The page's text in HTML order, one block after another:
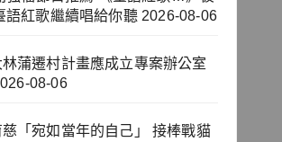
語紅歌繼續唱給你聽 2026-08-06
蒲遷村計畫應成立專案辦公室
08-06
「宛如當年的自己」 接棒戰貓